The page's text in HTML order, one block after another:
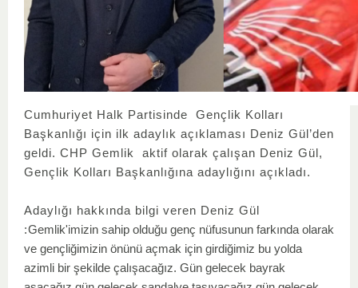
Cumhuriyet Halk Partisinde Gençlik Kolları
Başkanlığı için ilk adaylık açıklaması Deniz Gül’den
geldi. CHP Gemlik aktif olarak çalışan Deniz Gül,
Gençlik Kolları Başkanlığına adaylığını açıkladı.
Adaylığı hakkında bilgi veren Deniz Gül
:Gemlik'imizin sahip olduğu genç nüfusunun farkında olarak
ve gençliğimizin önünü açmak için girdiğimiz bu yolda
azimli bir şekilde çalışacağız. Gün gelecek bayrak